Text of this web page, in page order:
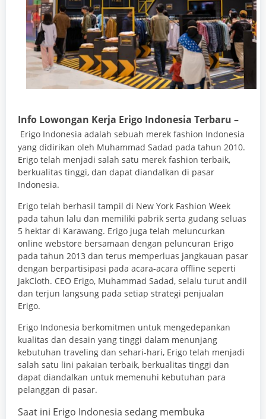
Info Lowongan Kerja Erigo Indonesia Terbaru –
Erigo Indonesia adalah sebuah merek fashion Indonesia
yang didirikan oleh Muhammad Sadad pada tahun 2010.
Erigo telah menjadi salah satu merek fashion terbaik,
berkualitas tinggi, dan dapat diandalkan di pasar
Indonesia.
Erigo telah berhasil tampil di New York Fashion Week
pada tahun lalu dan memiliki pabrik serta gudang seluas
5 hektar di Karawang. Erigo juga telah meluncurkan
online webstore bersamaan dengan peluncuran Erigo
pada tahun 2013 dan terus memperluas jangkauan pasar
dengan berpartisipasi pada acara-acara offline seperti
JakCloth. CEO Erigo, Muhammad Sadad, selalu turut andil
dan terjun langsung pada setiap strategi penjualan
Erigo.
Erigo Indonesia berkomitmen untuk mengedepankan
kualitas dan desain yang tinggi dalam menunjang
kebutuhan traveling dan sehari-hari, Erigo telah menjadi
salah satu lini pakaian terbaik, berkualitas tinggi dan
dapat diandalkan untuk memenuhi kebutuhan para
pelanggan di pasar.
Saat ini Erigo Indonesia sedang membuka